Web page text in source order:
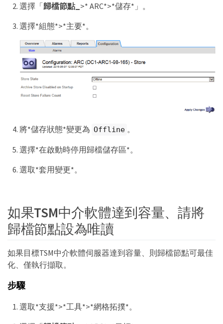
選擇「歸檔節點_ >* ARC*>*儲存*」。
選擇*組態*>*主要*。
將*儲存狀態*變更為 Offline 。
選擇*在啟動時停用歸檔儲存區*。
選取*套用變更*。
如果TSM中介軟體達到容量、請將
歸檔節點設為唯讀
如果目標TSM中介軟體伺服器達到容量、則歸檔節點可最佳
化、僅執行擷取。
步驟
選取*支援*>*工具*>*網格拓撲*。